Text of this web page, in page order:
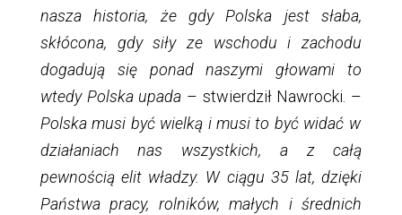
nasza historia, że gdy Polska jest słaba,
skłócona, gdy siły ze wschodu i zachodu
dogadują się ponad naszymi głowami to
wtedy Polska upada – stwierdził Nawrocki. –
Polska musi być wielką i musi to być widać w
działaniach nas wszystkich, a z całą
pewnością elit władzy. W ciągu 35 lat, dzięki
Państwa pracy, rolników, małych i średnich